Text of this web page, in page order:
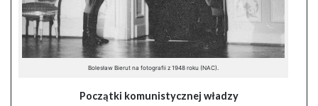
Bolesław Bierut na fotografii z 1948 roku (NAC).
Początki komunistycznej władzy